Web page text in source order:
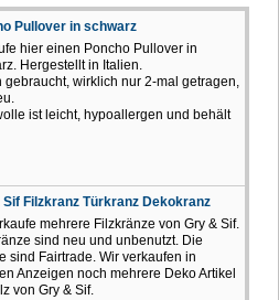
Pullover in schwarz
hier einen Poncho Pullover in
Hergestellt in Italien.
gebraucht, wirklich nur 2-mal getragen,
ist leicht, hypoallergen und behält
Sif Filzkranz Türkranz Dekokranz
mehrere Filzkränze von Gry & Sif.
sind neu und unbenutzt. Die
sind Fairtrade. Wir verkaufen in
Anzeigen noch mehrere Deko Artikel
von Gry & Sif.